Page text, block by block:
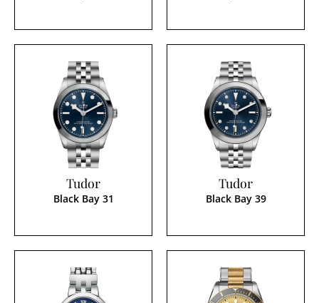
Tudor
Black Bay 31
Tudor
Black Bay 39